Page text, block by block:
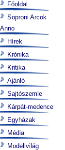
Főoldal
Soproni Arcok
Anno
Hírek
Krónika
Kritika
Ajánló
Sajtószemle
Kárpát-medence
Egyházak
Média
Modellvilág